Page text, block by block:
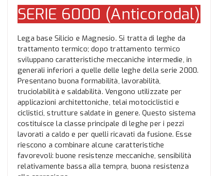
SERIE 6000 (Anticorodal)
Lega base Silicio e Magnesio. Si tratta di leghe da
trattamento termico; dopo trattamento termico
sviluppano caratteristiche meccaniche intermedie, in
generali inferiori a quelle delle leghe della serie 2000.
Presentano buona formabilità, lavorabilità,
truciolabilità e saldabilità. Vengono utilizzate per
applicazioni architettoniche, telai motociclistici e
ciclistici, strutture saldate in genere. Questo sistema
costituisce la classe principale di leghe per i pezzi
lavorati a caldo e per quelli ricavati da fusione. Esse
riescono a combinare alcune caratteristiche
favorevoli: buone resistenze meccaniche, sensibilità
relativamente bassa alla tempra, buona resistenza